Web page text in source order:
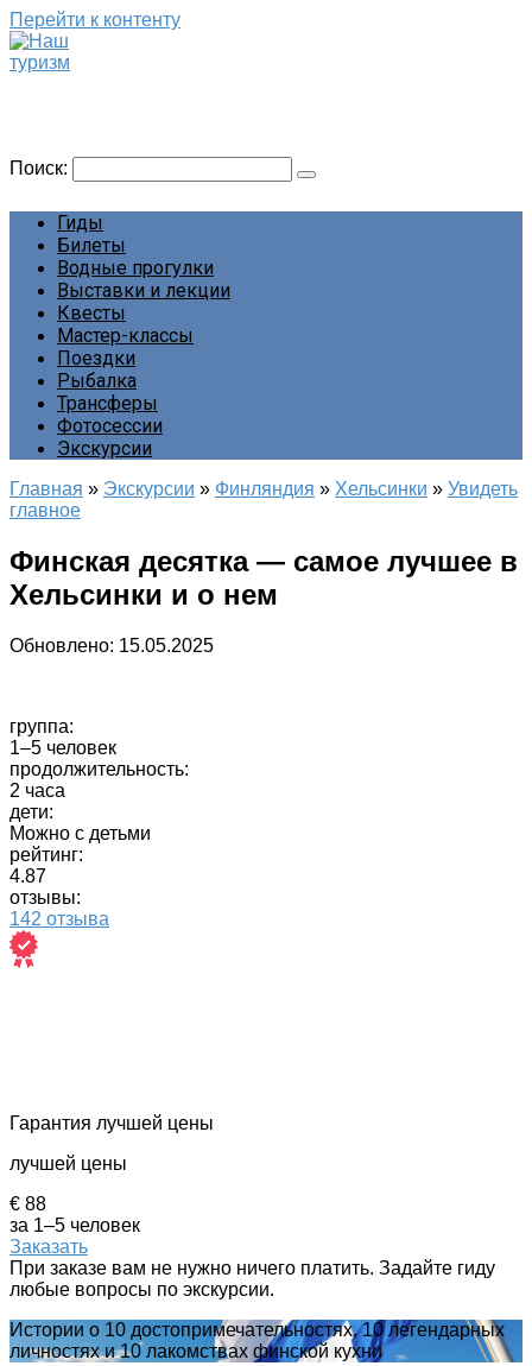
Перейти к контенту
Поиск:
Гиды
Билеты
Водные прогулки
Выставки и лекции
Квесты
Мастер-классы
Поездки
Рыбалка
Трансферы
Фотосессии
Экскурсии
Главная » Экскурсии » Финляндия » Хельсинки » Увидеть
главное
Финская десятка — самое лучшее в
Хельсинки и о нем
Обновлено: 15.05.2025
группа:
1–5 человек
продолжительность:
2 часа
дети:
Можно с детьми
рейтинг:
4.87
отзывы:
142 отзыва
Гарантия лучшей цены
лучшей цены
€ 88
за 1–5 человек
Заказать
При заказе вам не нужно ничего платить. Задайте гиду
любые вопросы по экскурсии.
Истории о 10 достопримечательностях, 10 легендарных
личностях и 10 лакомствах финской кухни